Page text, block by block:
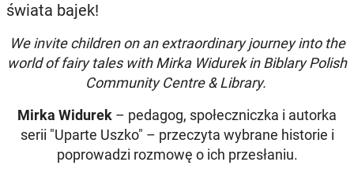
świata bajek!
We invite children on an extraordinary journey into the
world of fairy tales with Mirka Widurek in Biblary Polish
Community Centre & Library.
Mirka Widurek – pedagog, społeczniczka i autorka
serii "Uparte Uszko" – przeczyta wybrane historie i
poprowadzi rozmowę o ich przesłaniu.